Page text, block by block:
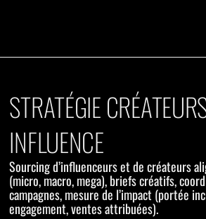
STRATÉGIE
INFLUENCE
Sourcing d’influenceurs et de créateurs
(micro, macro, mega), briefs créatifs,
campagnes, mesure de l’impact (portée
engagement, ventes attribuées).